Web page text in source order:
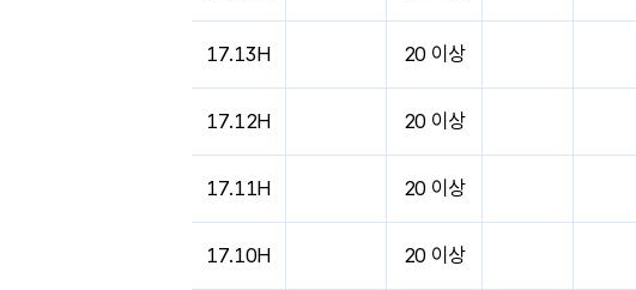
17.13H 20 이상
17.12H 20 이상
17.11H 20 이상
17.10H 20 이상